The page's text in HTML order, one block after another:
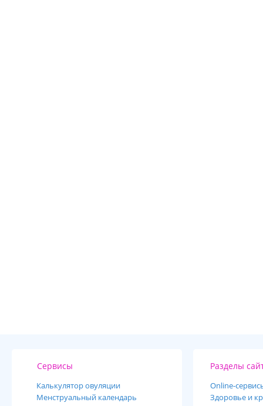
Сервисы
Калькулятор овуляции
Менструальный календарь
Разделы
Online-
Здоровье и